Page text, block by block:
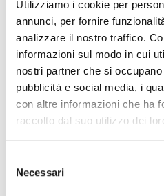
Utilizziamo i cookie per
annunci, per fornire
analizzare il nostro traffico.
informazioni sul modo in cui
nostri partner che si
pubblicità e social media, i
con altre informazioni che ha
raccolto dal suo utilizzo dei
delNecessari
26-05-2024
E IL CA’ VIRGINIA PROPONE IL
CARGO BIKE…
Ghiotta novità al Ca’ Virginia di Borgo
#E-BIKE #PICNIC